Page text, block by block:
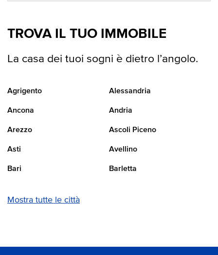
TROVA IL TUO IMMOBILE
La casa dei tuoi sogni è dietro l’angolo.
Agrigento Alessandria
Ancona Andria
Arezzo Ascoli Piceno
Asti Avellino
Bari Barletta
Mostra tutte le città